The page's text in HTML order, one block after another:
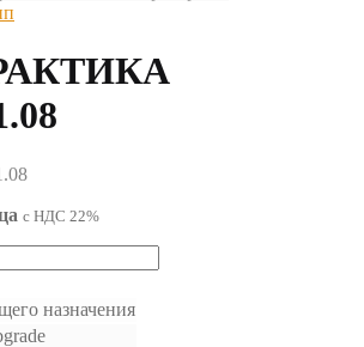
с НДС 22%
назначения